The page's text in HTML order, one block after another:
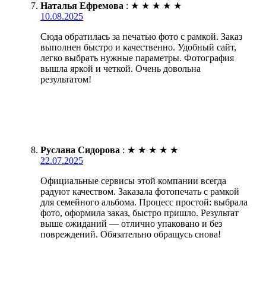
Наталья Ефремова : ★ ★ ★ ★ ★
10.08.2025
Сюда обратилась за печатью фото с рамкой. Заказ
выполнен быстро и качественно. Удобный сайт,
легко выбрать нужные параметры. Фотография
вышла яркой и четкой. Очень довольна
результатом!
Руслана Сидорова : ★ ★ ★ ★ ★
22.07.2025
Официальные сервисы этой компании всегда
радуют качеством. Заказала фотопечать с рамкой
для семейного альбома. Процесс простой: выбрала
фото, оформила заказ, быстро пришло. Результат
выше ожиданий — отлично упаковано и без
повреждений. Обязательно обращусь снова!